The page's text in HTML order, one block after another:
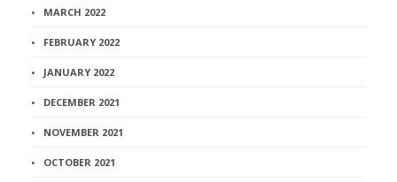
MARCH 2022
FEBRUARY 2022
JANUARY 2022
DECEMBER 2021
NOVEMBER 2021
OCTOBER 2021